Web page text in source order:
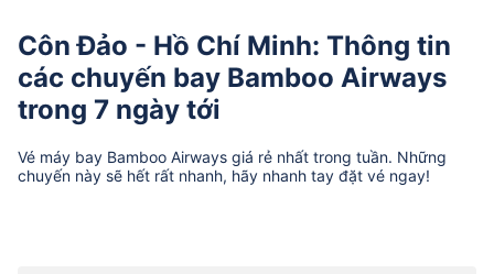
Côn Đảo - Hồ Chí Minh: Thông tin
các chuyến bay Bamboo Airways
trong 7 ngày tới
Vé máy bay Bamboo Airways giá rẻ nhất trong tuần. Những
chuyến này sẽ hết rất nhanh, hãy nhanh tay đặt vé ngay!